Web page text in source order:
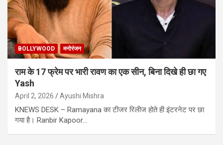
BOLLYWOOD मनोरंजन
राम के 17 फ्रेम पर भारी रावण का एक सीन, बिना दिखे ही छा गए
Yash
April 2, 2026 Ayushi Mishra
KNEWS DESK – Ramayana का टीजर रिलीज होते ही इंटरनेट पर छा
गया है। Ranbir Kapoor…